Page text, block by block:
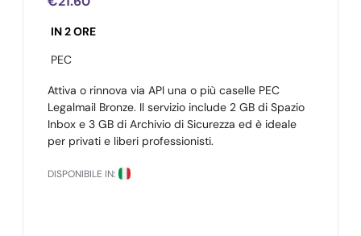
IN 2 ORE
PEC
Attiva o rinnova via API una o più caselle PEC
Legalmail Bronze. Il servizio include 2 GB di Spazio
Inbox e 3 GB di Archivio di Sicurezza ed è ideale
per privati e liberi professionisti.
DISPONIBILE IN: